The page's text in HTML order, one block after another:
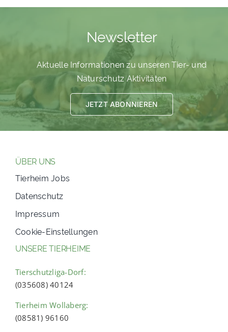
Newsletter
Aktuelle Informationen zu unseren Tier- und
Naturschutz Aktivitäten
JETZT ABONNIEREN
ÜBER UNS
Tierheim Jobs
Datenschutz
Impressum
Cookie-Einstellungen
UNSERE TIERHEIME
Tierschutzliga-Dorf:
(035608) 40124
Tierheim Wollaberg:
(08581) 96160